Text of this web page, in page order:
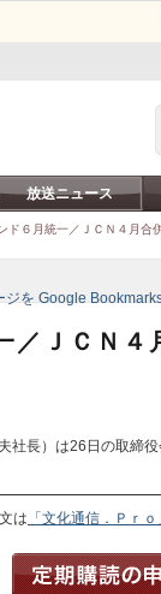
放送ニュース
ド６月統一／ＪＣＮ４月合
／ＪＣＮ４
社長）は26日の取締
は 「文化通信．Ｐｒｏ